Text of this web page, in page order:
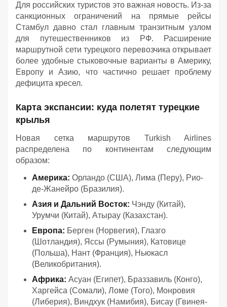
Для российских туристов это важная новость. Из-за
санкционных ограничений на прямые рейсы
Стамбул давно стал главным транзитным узлом
для путешественников из РФ. Расширение
маршрутной сети турецкого перевозчика открывает
более удобные стыковочные варианты в Америку,
Европу и Азию, что частично решает проблему
дефицита кресел.
Карта экспансии: куда полетят турецкие
крылья
Новая сетка маршрутов Turkish Airlines
распределена по континентам следующим
образом:
Америка: Орландо (США), Лима (Перу), Рио-
де-Жанейро (Бразилия).
Азия и Дальний Восток: Чэнду (Китай),
Урумчи (Китай), Атырау (Казахстан).
Европа: Берген (Норвегия), Глазго
(Шотландия), Яссы (Румыния), Катовице
(Польша), Нант (Франция), Ньюкасл
(Великобритания).
Африка: Асуан (Египет), Браззавиль (Конго),
Харгейса (Сомали), Ломе (Того), Монровия
(Либерия), Виндхук (Намибия), Бисау (Гвинея-